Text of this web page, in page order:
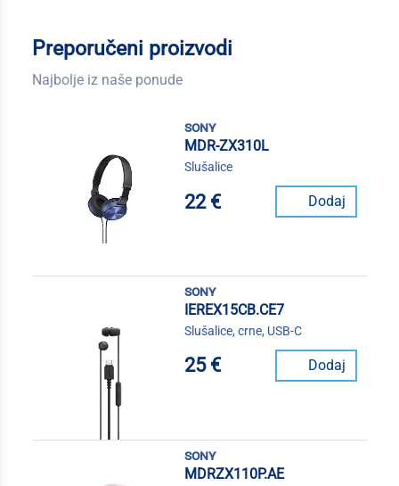
Preporučeni proizvodi
Najbolje iz naše ponude
sony
MDR-ZX310L
Slušalice
22 € Dodaj
sony
IEREX15CB.CE7
Slušalice, crne, USB-C
25 € Dodaj
sony
MDRZX110P.AE